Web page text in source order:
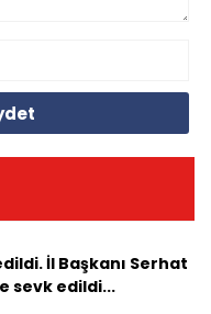
İl Başkanı Serhat
sevk edildi...